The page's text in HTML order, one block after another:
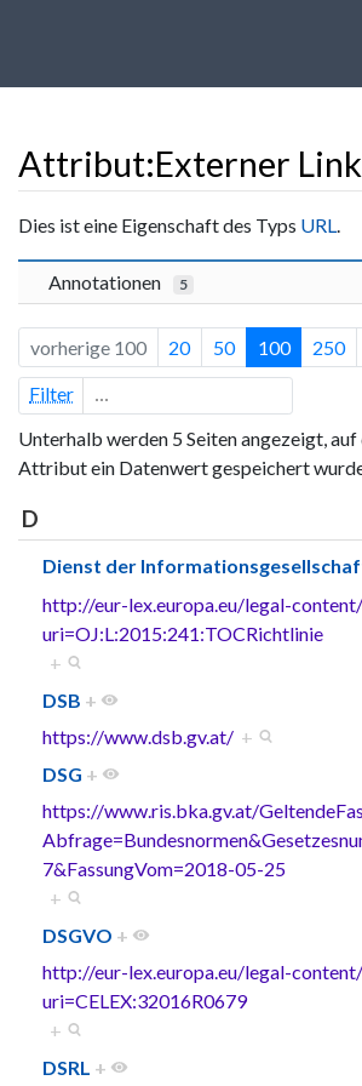
Attribut:Externer Link
Wechseln zu:Navigation,Suche
Dies ist eine Eigenschaft des Typs URL.
Annotationen 5
vorherige 100 20 50 100 250
Filter
Unterhalb werden 5 Seiten angezeigt, auf
Attribut ein Datenwert gespeichert
D
Dienst der
http://eur-lex.europa.eu/legal-
uri=OJ:L:2015:241:TOCRichtlinie
+
DSB +
https://www.dsb.gv.at/ +
DSG +
https://www.ris.bka.gv.at/
7&FassungVom=2018-05-25
+
DSGVO +
http://eur-lex.europa.eu/legal-
uri=CELEX:32016R0679
+
DSRL +